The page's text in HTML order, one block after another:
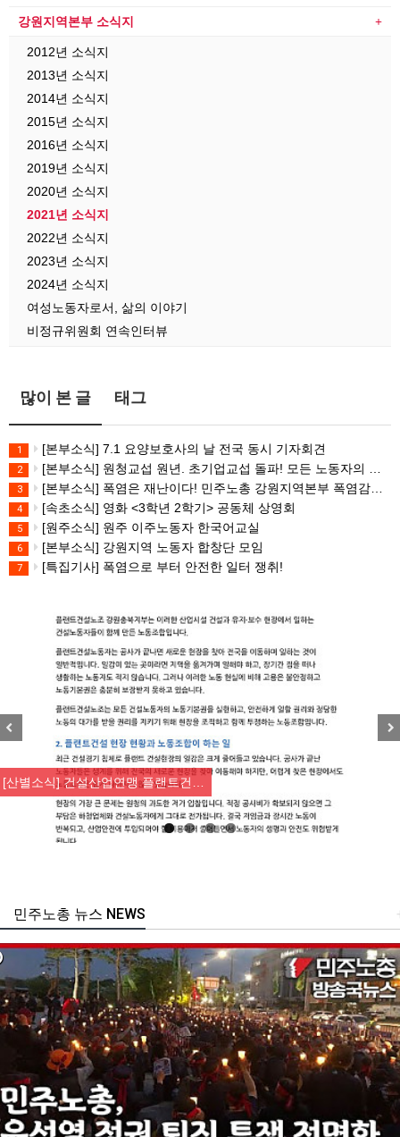
강원지역본부 소식지
2012년 소식지
2013년 소식지
2014년 소식지
2015년 소식지
2016년 소식지
2019년 소식지
2020년 소식지
2021년 소식지
2022년 소식지
2023년 소식지
2024년 소식지
여성노동자로서, 삶의 이야기
비정규위원회 연속인터뷰
많이 본 글 태그
1 [본부소식] 7.1 요양보호사의 날 전국 동시 기자회견
2 [본부소식] 원청교섭 원년. 초기업교섭 돌파! 모든 노동자의 노동기본권 쟁취! 민주노총 7.15 총파업대회
3 [본부소식] 폭염은 재난이다! 민주노총 강원지역본부 폭염감시단 선포 기자회견
4 [속초소식] 영화 <3학년 2학기> 공동체 상영회
5 [원주소식] 원주 이주노동자 한국어교실
6 [본부소식] 강원지역 노동자 합창단 모임
7 [특집기사] 폭염으로 부터 안전한 일터 쟁취!
[산별소식] 건설산업연맹 플랜트건…
주노총 뉴스 NEWS